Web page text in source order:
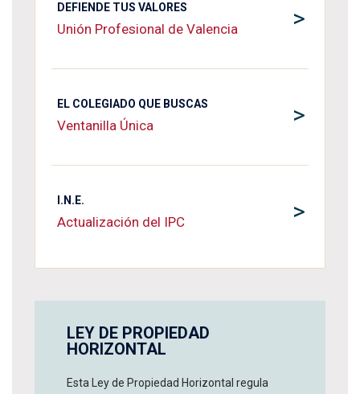
>
DEFIENDE TUS VALORES
Unión Profesional de Valencia
>
EL COLEGIADO QUE BUSCAS
Ventanilla Única
>
I.N.E.
Actualización del IPC
LEY DE PROPIEDAD
HORIZONTAL
Esta Ley de Propiedad Horizontal regula